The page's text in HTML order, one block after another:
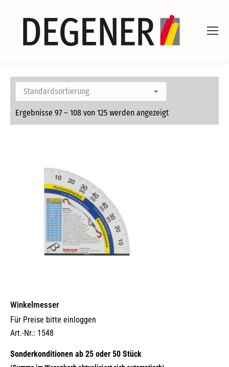
Ergebnisse 97 – 108 von 125 werden angezeigt
Winkelmesser
Für Preise bitte einloggen
Art.-Nr.: 1548